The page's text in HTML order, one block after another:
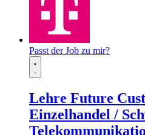
Passt der Job zu mir?
Lehre Future
Einzelhandel /